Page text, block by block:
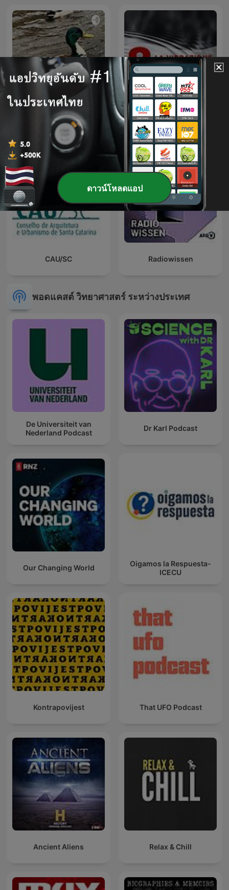
เด็กวิทย์เล่าเรื่อง 8 La vibrazione universale
CAU/SC Radiowissen
พอดแคสต์ วิทยาศาสตร์ ระหว่างประเทศ
De Universiteit van
Nederland Podcast
Dr Karl Podcast
Our Changing World
Oigamos la Respuesta-
ICECU
Kontrapovijest That UFO Podcast
Ancient Aliens Relax & Chill
ดาวน์โหลดแอป